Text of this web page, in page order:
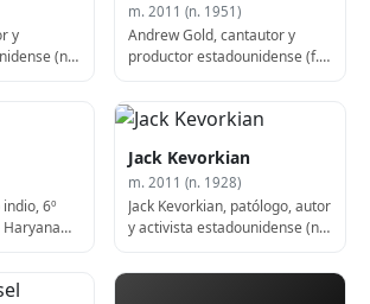
y
(n.
m. 2011 (n. 1951)
Andrew Gold, cantautor y
productor estadounidense (f.
6º
Haryana
Jack Kevorkian
m. 2011 (n. 1928)
Jack Kevorkian, patólogo, autor
y activista estadounidense (n.